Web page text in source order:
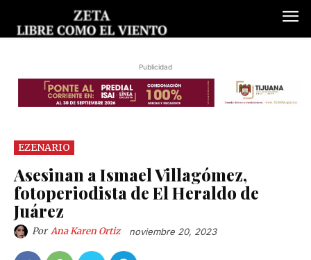
Publicidad
EZENARIO
Asesinan a Ismael Villagómez,
fotoperiodista de El Heraldo de
Juárez
Por Ana Karen Ortiz noviembre 20, 2023